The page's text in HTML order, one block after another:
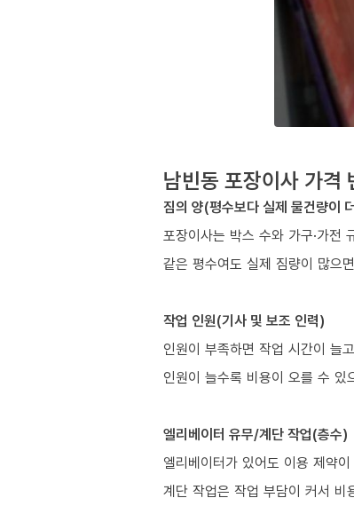
남빈동 포장이사 가격
짐의 양(평수보다 실제 물건량이
포장이사는 박스 수와 가구·가전
같은 평수여도 실제 짐량이 많으
작업 인원(기사 및 보조 인력)
인원이 부족하면 작업 시간이 늘
인원이 늘수록 비용이 오를 수
엘리베이터 유무/계단 작업(층수)
엘리베이터가 있어도 이용 제약
계단 작업은 작업 부담이 커서 비